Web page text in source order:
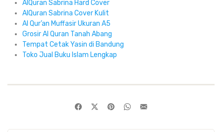
AlQuran Sabrina Hard Cover
AlQuran Sabrina Cover Kulit
Al Qur’an Muffasir Ukuran A5
Grosir Al Quran Tanah Abang
Tempat Cetak Yasin di Bandung
Toko Jual Buku Islam Lengkap